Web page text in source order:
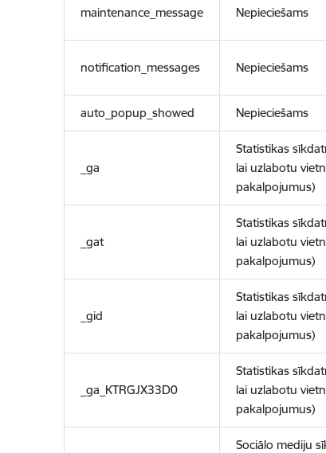
maintenance_message Nepieciešams
notification_messages Nepieciešams
auto_popup_showed Nepieciešams
_ga
Statistikas
lai uzlabotu
pakalpojumus)
_gat
Statistikas
lai uzlabotu
pakalpojumus)
_gid
Statistikas
lai uzlabotu
pakalpojumus)
_ga_KTRGJX33D0
Statistikas
lai uzlabotu
pakalpojumus)
Sociālo mediju